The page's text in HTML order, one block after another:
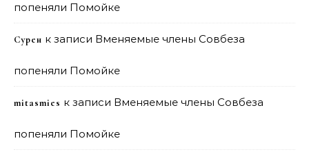
попеняли Помойке
Сурен к записи Вменяемые члены Совбеза
попеняли Помойке
mitasmies к записи Вменяемые члены Совбеза
попеняли Помойке